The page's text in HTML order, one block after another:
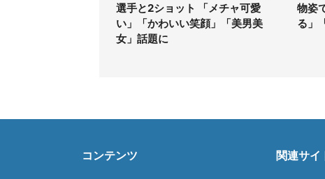
選手と2ショット 「メチャ可愛
い」「かわいい笑顔」「美男美
女」話題に
物姿
る」
コンテンツ 関連サイ